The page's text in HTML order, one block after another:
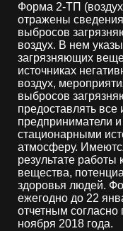
Форма 2-ТП
отражены
выбросов
воздух. В нем
загрязняющих
источниках
воздух,
выбросов
предоставлять
предприниматели
стационарными
атмосферу.
результате работы
вещества,
здоровья людей.
ежегодно до 22
отчетным
ноября 2018 года.